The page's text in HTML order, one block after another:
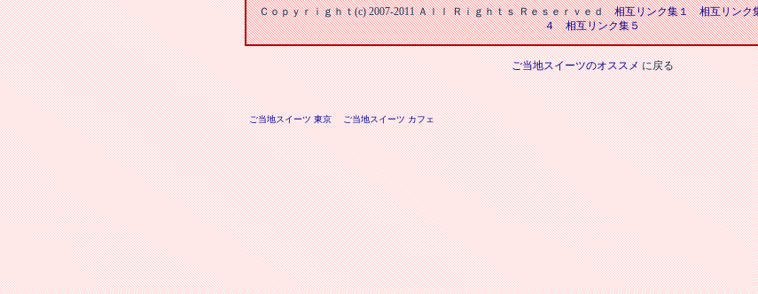
Ｃｏｐｙｒｉｇｈｔ(c) 2007-2011 Ａｌｌ Ｒｉｇｈｔｓ Ｒｅｓｅｒｖｅｄ相互リンク集１ 相互リンク
４
相互リンク集５
ご当地スイーツのオススメに戻る
ご当地スイーツ 東京 ご当地スイーツ カフェ